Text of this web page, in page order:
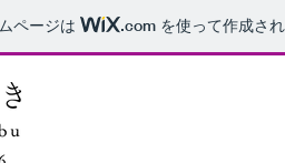
ページは .comを使って作成さ